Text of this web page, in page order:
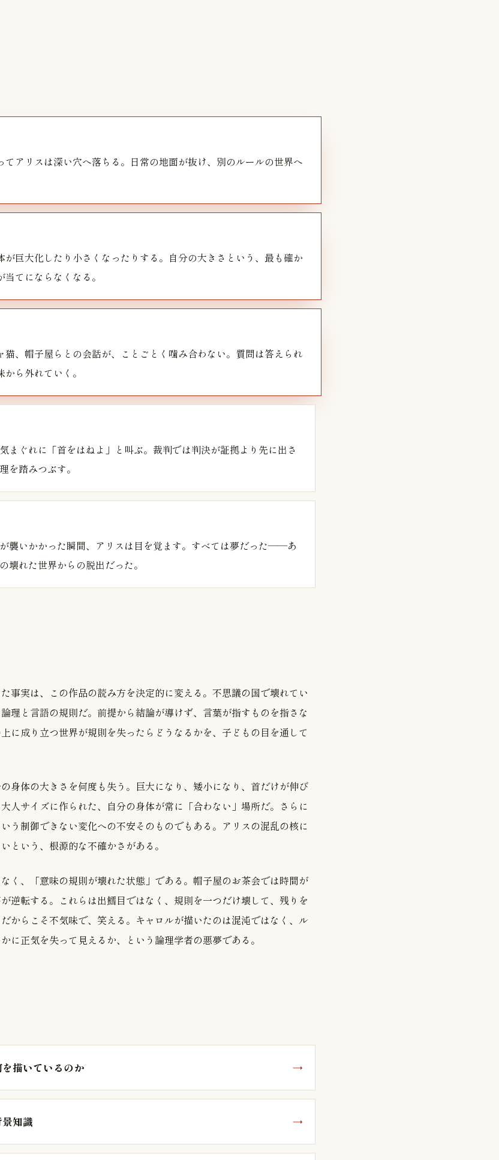
てアリスは深い穴へ落ちる。日常の地面が抜け、別のルールの世界へ
が巨大化したり小さくなったりする。自分の大きさという、最も確か
てにならなくなる。
猫、帽子屋らとの会話が、ことごとく噛み合わない。質問は答えられ
ら外れていく。
まぐれに「首をはねよ」と叫ぶ。裁判では判決が証拠より先に出さ
を踏みつぶす。
襲いかかった瞬間、アリスは目を覚ます。すべては夢だった——あ
壊れた世界からの脱出だった。
事実は、この作品の読み方を決定的に変える。不思議の国で壊れてい
理と言語の規則だ。前提から結論が導けず、言葉が指すものを指さな
に成り立つ世界が規則を失ったらどうなるかを、子どもの目を通して
身体の大きさを何度も失う。巨大になり、矮小になり、首だけが伸び
人サイズに作られた、自分の身体が常に「合わない」場所だ。さらに
う制御できない変化への不安そのものでもある。アリスの混乱の核に
という、根源的な不確かさがある。
く、「意味の規則が壊れた状態」である。帽子屋のお茶会では時間が
逆転する。これらは出鱈目ではなく、規則を一つだけ壊して、残りを
からこそ不気味で、笑える。キャロルが描いたのは混沌ではなく、ル
に正気を失って見えるか、という論理学者の悪夢である。
描いているのか
知識